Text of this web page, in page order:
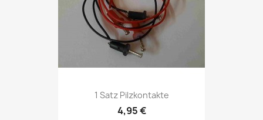
1 Satz Pilzkontakte
4,95 €